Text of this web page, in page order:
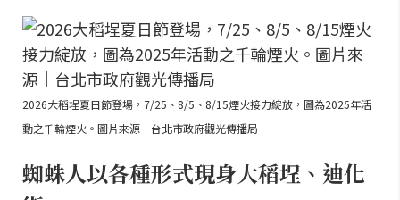
2026大稻埕夏日節登場，7/25、8/5、8/15煙火接力綻放，圖為2025年活
動之千輪煙火。圖片來源｜台北市政府觀光傳播局
蜘蛛人以各種形式現身大稻埕、迪化